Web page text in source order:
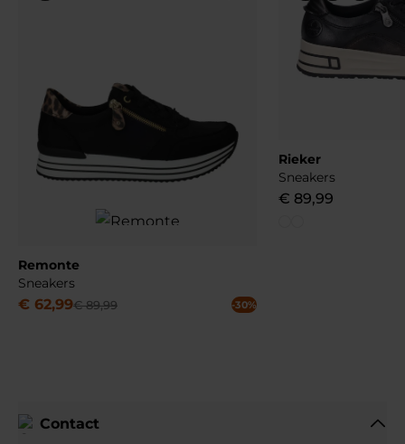
Remonte
Sneakers
€ 62,99€ 89,99 -30%
Rieker
Sneakers
€ 89,99
Contact